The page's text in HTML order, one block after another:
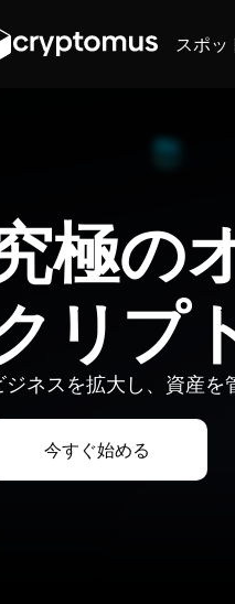
スポッ
極の
リプ
ジネスを拡大し、資産を
今すぐ始める